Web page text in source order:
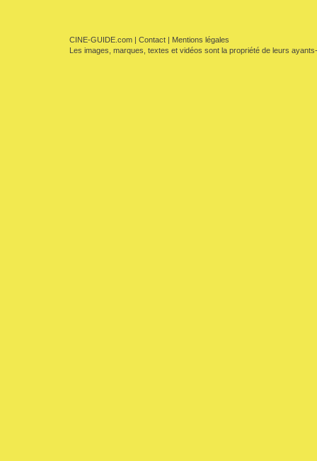
CINE-GUIDE.com | Contact | Mentions légales
Les images, marques, textes et vidéos sont la propriété de leurs